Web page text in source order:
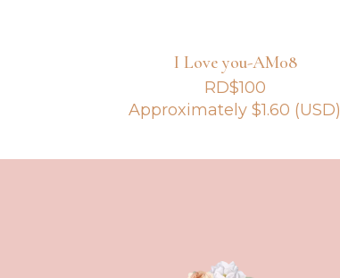
I Love you-AM08
RD$100
Approximately$1.60 (USD)